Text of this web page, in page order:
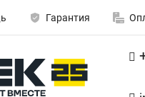
Гарантия